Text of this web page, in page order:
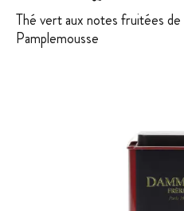
Thé vert aux notes fruitées
Pamplemousse